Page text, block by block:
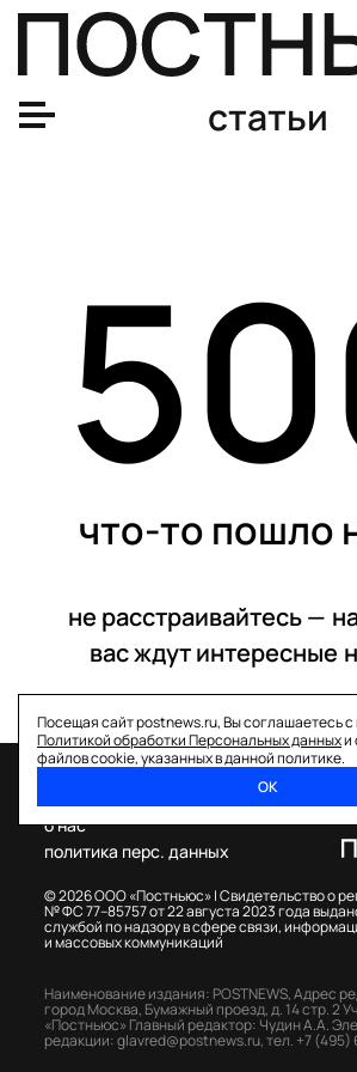
статьи
что-то пошло
не расстраивайтесь —
вас ждут интересные
Посещая сайт postnews.ru, Вы соглашаетесь
Политикой обработки Персональных данныхи
файлов cookie, указанных в данной политике.
ОК
© 2026 ООО «Постньюс» |Свидетельство о
№ ФС 77–85757 от 22 августа 2023 года
службой по надзору в сфере связи,
и массовых коммуникаций
о нас
политика перс. данных
Наименование издания: POSTNEWS,Адрес
город Москва, Бумажный проезд, д. 14 стр. 2
«Постньюс» Главный редактор: Чудин А.А.
редакции:glavred@postnews.ru,тел. +7 (495)
Фундаментальный вопрос: ученые